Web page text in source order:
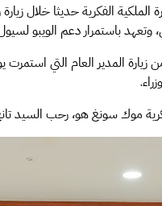
الملكية الفكرية حديثا
وتعهد باستمرار دعم الويبو
بالتزامن مع اليوم الأول من زيارة
موك سونغ هو، رحب السيد